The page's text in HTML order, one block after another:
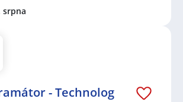
srpna
- Technolog